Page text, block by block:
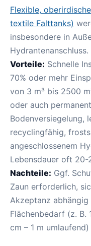
Flexible,
textile Falttanks)
insbesondere in
Hydrantenanschluss.
Vorteile: Schnelle
70% oder mehr
von 3 m³ bis 2500
oder auch
Bodenversiegelung,
recyclingfähig,
angeschlossenem
Lebensdauer oft 20-
Nachteile: Ggf.
Zaun erforderlich,
Akzeptanz
Flächenbedarf (z.
cm – 1 m umlaufend)